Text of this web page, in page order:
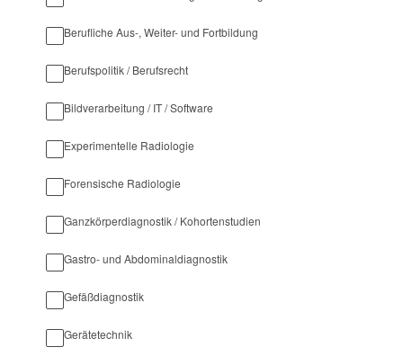
Berufliche Aus-, Weiter- und Fortbildung
Berufspolitik / Berufsrecht
Bildverarbeitung / IT / Software
Experimentelle Radiologie
Forensische Radiologie
Ganzkörperdiagnostik / Kohortenstudien
Gastro- und Abdominaldiagnostik
Gefäßdiagnostik
Gerätetechnik